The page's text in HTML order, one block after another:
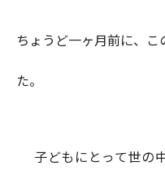
ちょうど一ヶ月前に、
た。
子どもにとって世の